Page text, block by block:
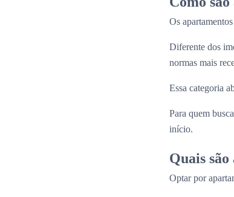
Os
Diferente dos
normas mais
Essa categoria
Para quem busca
início.
Quais
Optar por